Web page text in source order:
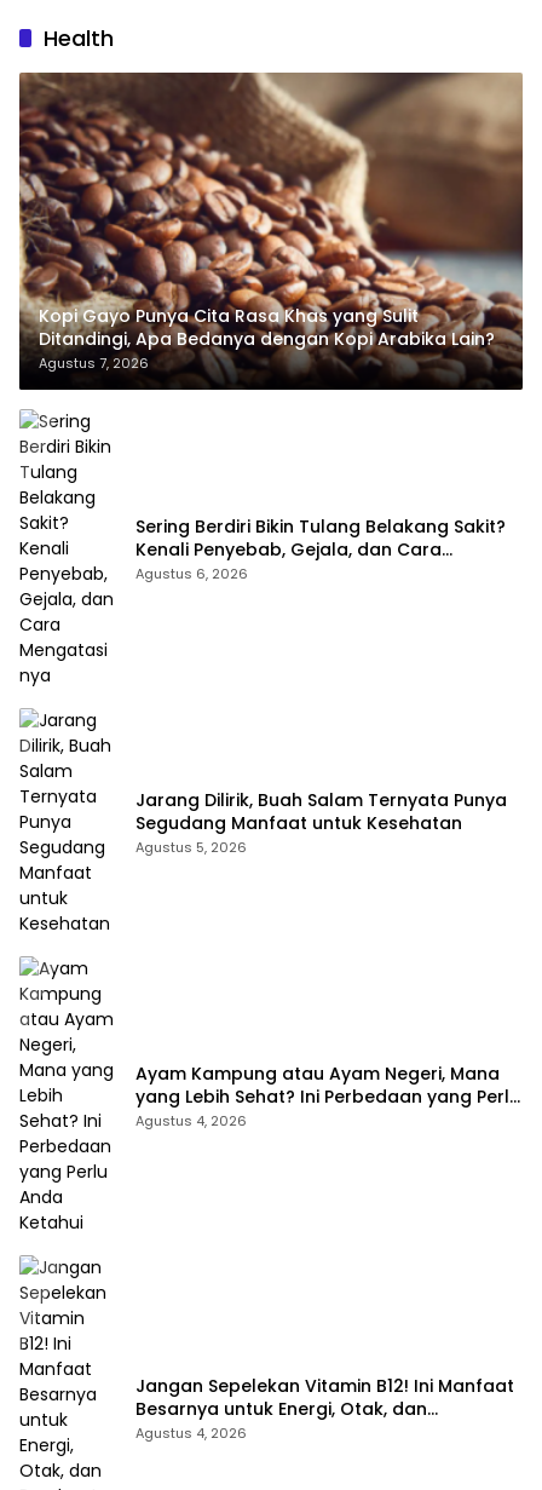
Health
Kopi Gayo Punya Cita Rasa Khas yang Sulit
Ditandingi, Apa Bedanya dengan Kopi Arabika Lain?
Agustus 7, 2026
Sering Berdiri Bikin Tulang Belakang Sakit?
Kenali Penyebab, Gejala, dan Cara
Mengatasinya
Agustus 6, 2026
Jarang Dilirik, Buah Salam Ternyata Punya
Segudang Manfaat untuk Kesehatan
Agustus 5, 2026
Ayam Kampung atau Ayam Negeri, Mana
yang Lebih Sehat? Ini Perbedaan yang Perlu
Anda Ketahui
Agustus 4, 2026
Jangan Sepelekan Vitamin B12! Ini Manfaat
Besarnya untuk Energi, Otak, dan
Pembentukan Sel Darah
Agustus 4, 2026